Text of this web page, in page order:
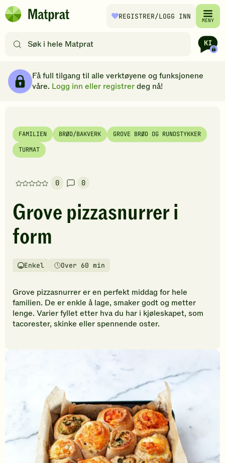
Hopp til hovedinnhold
Matprat
REGISTRER/LOGG INN MENY
etter
filtre
Få full tilgang til alle verktøyene og funksjonene
våre. Logg inn eller registrerdeg nå!
FAMILIEN BRØD/BAKVERK
GROVE BRØD OG RUNDSTYKKER
TURMAT
0
Denne
har
foreløpig
ingen
vurderinger.
den
til
å
vurdere
denne
oppskriften.
0
Grove pizzasnurrer i
form
Vanskelighetsgrad
Enkel
TilberedningstidOver 60 min
Grove pizzasnurrer er en perfekt middag for hele
familien. De er enkle å lage, smaker godt og metter
lenge. Varier fyllet etter hva du har i kjøleskapet, som
tacorester, skinke eller spennende oster.